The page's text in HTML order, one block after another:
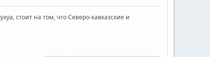
стоит на том, что Северо-кавказские и